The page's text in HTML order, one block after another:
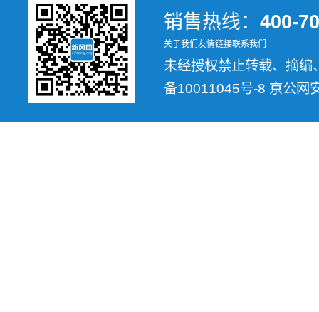
销售热线： 400-
关于我们 友情链接联系我们
未经授权禁止转载、摘
备10011045号-8 京公网